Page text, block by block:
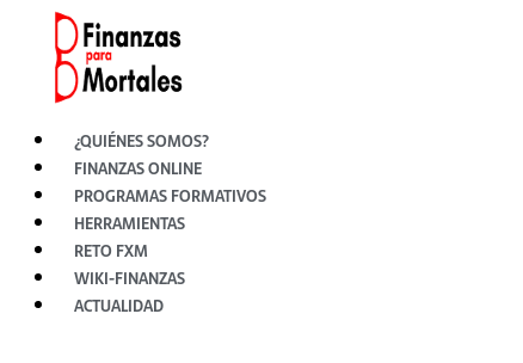
contenido
¿QUIÉNES SOMOS?
FINANZAS ONLINE
PROGRAMAS FORMATIVOS
HERRAMIENTAS
RETO FXM
WIKI-FINANZAS
ACTUALIDAD